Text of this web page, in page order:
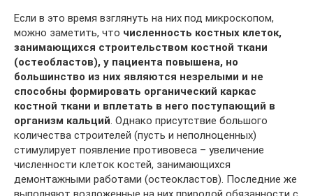
Если в это время взглянуть на них под микроскопом,
можно заметить, что численность костных клеток,
занимающихся строительством костной ткани
(остеобластов), у пациента повышена, но
большинство из них являются незрелыми и не
способны формировать органический каркас
костной ткани и вплетать в него поступающий в
организм кальций. Однако присутствие большого
количества строителей (пусть и неполноценных)
стимулирует появление противовеса – увеличение
численности клеток костей, занимающихся
демонтажными работами (остеокластов). Последние же